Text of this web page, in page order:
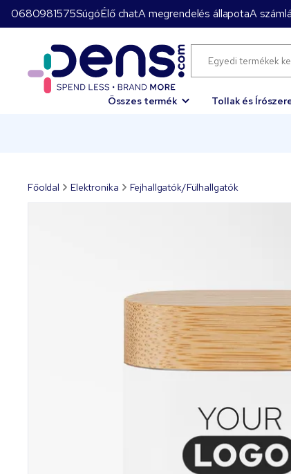
0680981575SúgóÉlő chatA megrendelés állapotaA
Összes termék Tollak és
Főoldal Elektronika Fejhallgatók/Fülhallgatók